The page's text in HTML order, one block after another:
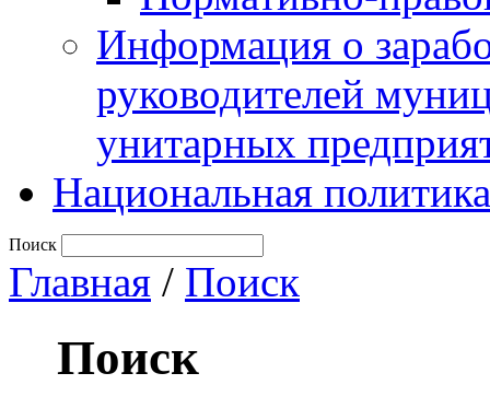
Информация о
руководителей
унитарных
Национальная политика
Поиск
Главная / Поиск
Поиск